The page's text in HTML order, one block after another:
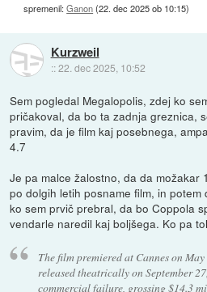
spremenil:Ganon(22. dec 2025 ob 10:15)
Kurzweil
::22. dec 2025, 10:52
Sem pogledal Megalopolis, zdej ko
pričakoval, da bo ta zadnja greznica,
pravim, da je film kaj posebnega,
4.7
Je pa malce žalostno, da da možakar
po dolgih letih posname film, in
ko sem prvič prebral, da bo Coppola
vendarle naredil kaj boljšega. Ko pa
The film premiered at Cannes on
released theatrically on September
commercial failure, grossing $14.3